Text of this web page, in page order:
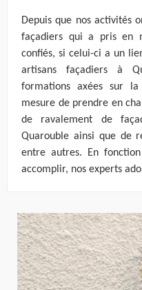
Depuis que nos activités
façadiers qui a pris en
confiés, si celui-ci a un
artisans façadiers à
formations axées sur
mesure de prendre en
de ravalement de
Quarouble ainsi que de
entre autres. En
accomplir, nos experts